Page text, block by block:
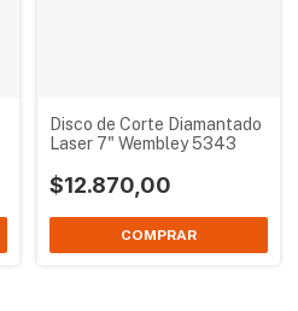
Disco de Corte Diamantado
Laser 7" Wembley 5343
$12.870,00